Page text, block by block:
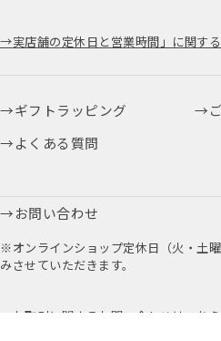
実店舗の定休日と営業時間」に関す
ギフトラッピング
よくある質問
お問い合わせ
※オンラインショップ定休日（火・土
みさせていただきます。
お取引に関するお問い合わせはこちら